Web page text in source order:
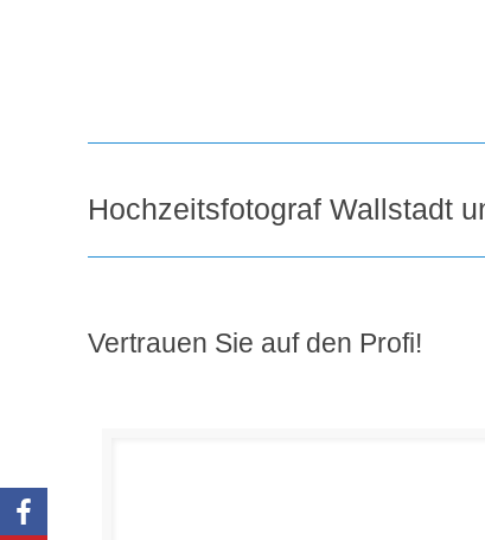
Hochzeitsfotograf Wallstadt
Vertrauen Sie auf den Profi!